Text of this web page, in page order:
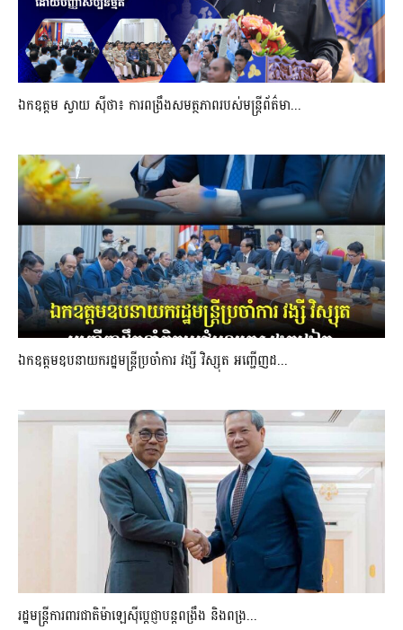
ឯកឧត្តម ស្វាយ ស៊ីថា៖ ការពង្រឹងសមត្ថភាពរបស់មន្ត្រីព័ត៌មា...
ឯកឧត្តមឧបនាយករដ្ឋមន្រ្តីប្រចាំការ វង្សី វិស្សុត អញ្ជើញដ...
រដ្ឋមន្ត្រីការពារជាតិម៉ាឡេស៊ីប្ដេជ្ញាបន្តពង្រឹង និងពង្រ...